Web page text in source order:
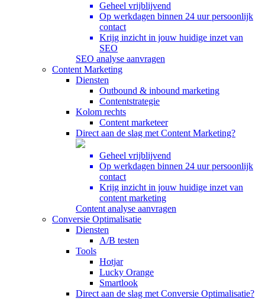
Geheel vrijblijvend
Op werkdagen binnen 24 uur persoonlijk
contact
Krijg inzicht in jouw huidige inzet van
SEO
SEO analyse aanvragen
Content Marketing
Diensten
Outbound & inbound marketing
Contentstrategie
Kolom rechts
Content marketeer
Direct aan de slag met Content Marketing?
Geheel vrijblijvend
Op werkdagen binnen 24 uur persoonlijk
contact
Krijg inzicht in jouw huidige inzet van
content marketing
Content analyse aanvragen
Conversie Optimalisatie
Diensten
A/B testen
Tools
Hotjar
Lucky Orange
Smartlook
Direct aan de slag met Conversie Optimalisatie?